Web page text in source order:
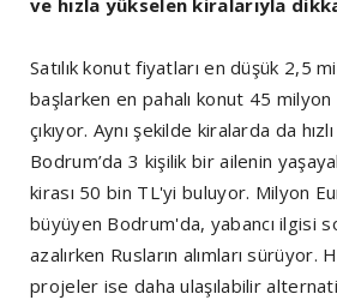
Satılık konut fiyatları en düşük 2,5
başlarken en pahalı konut 45
çıkıyor. Aynı şekilde kiralarda da
Bodrum’da 3 kişilik bir ailenin
kirası 50 bin TL'yi buluyor. Milyon
büyüyen Bodrum'da, yabancı ilgisi
azalırken Rusların alımları sürüyor.
projeler ise daha ulaşılabilir